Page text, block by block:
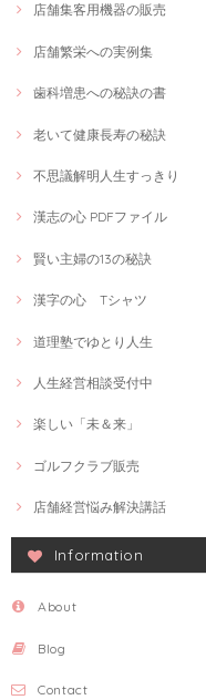
店舗集客用機器の販売
店舗繁栄への実例集
歯科増患への秘訣の書
老いて健康長寿の秘訣
不思議解明人生すっきり
漢志の心 PDFファイル
賢い主婦の13の秘訣
漢字の心 Tシャツ
道理塾でゆとり人生
人生経営相談受付中
楽しい「未＆来」
ゴルフクラブ販売
店舗経営悩み解決講話
Information
About
Blog
Contact